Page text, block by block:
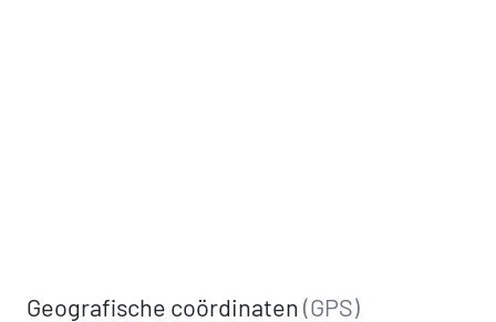
Geografische coördinaten(GPS)